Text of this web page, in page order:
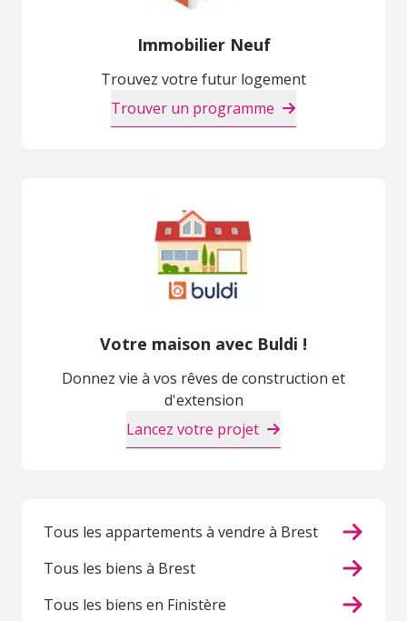
Immobilier Neuf
Trouvez votre futur logement
Trouver un programme
Votre maison avec Buldi !
Donnez vie à vos rêves de construction et
d'extension
Lancez votre projet
Tous les appartements à vendre à Brest
Tous les biens à Brest
Tous les biens en Finistère